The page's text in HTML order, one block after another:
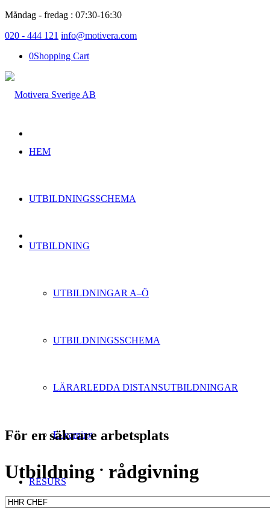
Måndag - fredag : 07:30-16:30
020 - 444 121 info@motivera.com
0Shopping Cart
HEM
UTBILDNINGSSCHEMA
UTBILDNING
UTBILDNINGAR A–Ö
UTBILDNINGSSCHEMA
LÄRARLEDDA DISTANSUTBILDNINGAR
E-learning
RESURS
För en säkrare arbetsplats
Utbildning . rådgivning